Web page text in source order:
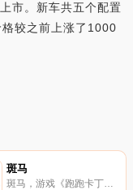
市。新车共五个配置
较之前上涨了1000
斑马
斑马，游戏《跑跑卡丁车》中的史诗级赛车。 赛车描述摇动激情，一马当先。